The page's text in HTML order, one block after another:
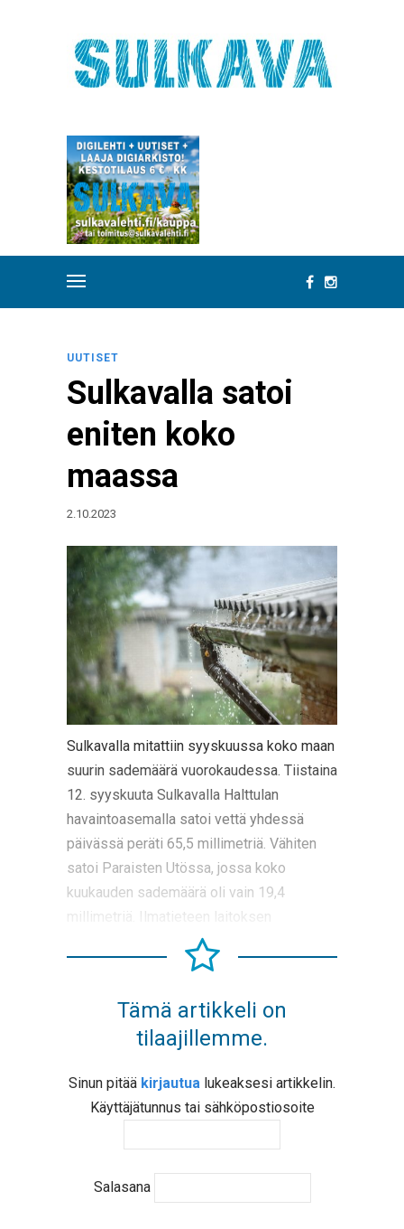
UUTISET
Sulkavalla satoi
eniten koko
maassa
2.10.2023
Sulkavalla mitattiin syyskuussa koko maan
suurin sademäärä vuorokaudessa. Tiistaina
12. syyskuuta Sulkavalla Halttulan
havaintoasemalla satoi vettä yhdessä
päivässä peräti 65,5 millimetriä. Vähiten
satoi Paraisten Utössa, jossa koko
kuukauden sademäärä oli vain 19,4
millimetriä. Ilmatieteen laitoksen
Tämä artikkeli on
tilaajillemme.
Sinun pitää kirjautua lukeaksesi artikkelin.
Käyttäjätunnus tai sähköpostiosoite
Salasana